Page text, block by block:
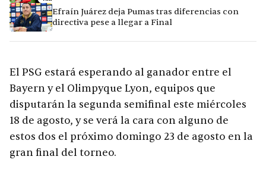
Efraín Juárez deja Pumas tras diferencias con
directiva pese a llegar a Final
El PSG estará esperando al ganador entre el
Bayern y el Olimpyque Lyon, equipos que
disputarán la segunda semifinal este miércoles
18 de agosto, y se verá la cara con alguno de
estos dos el próximo domingo 23 de agosto en la
gran final del torneo.